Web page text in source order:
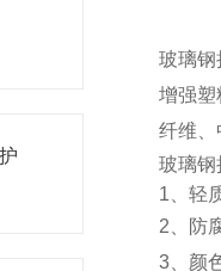
玻璃钢
增强塑
纤维、
玻璃钢
1、轻
2、防
3、颜